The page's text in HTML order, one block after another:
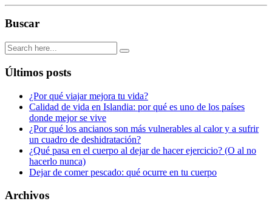
tu-
Buscar
Últimos posts
¿Por qué viajar mejora tu vida?
Calidad de vida en Islandia: por qué es uno de los países
donde mejor se vive
¿Por qué los ancianos son más vulnerables al calor y a sufrir
un cuadro de deshidratación?
¿Qué pasa en el cuerpo al dejar de hacer ejercicio? (O al no
hacerlo nunca)
Dejar de comer pescado: qué ocurre en tu cuerpo
Archivos